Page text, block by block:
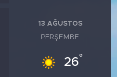
13 AĞUSTOS
PERŞEMBE
26°